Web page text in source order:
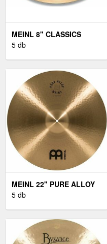
MEINL 8" CLASSICS
CUSTOM SPLASH
5 db
MEINL 22" PURE ALLOY
MEDIUM RIDE
5 db